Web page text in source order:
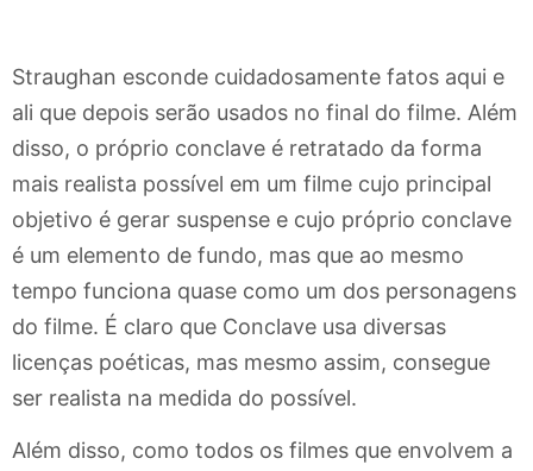
Straughan esconde cuidadosamente fatos aqui e
ali que depois serão usados no final do filme. Além
disso, o próprio conclave é retratado da forma
mais realista possível em um filme cujo principal
objetivo é gerar suspense e cujo próprio conclave
é um elemento de fundo, mas que ao mesmo
tempo funciona quase como um dos personagens
do filme. É claro que Conclave usa diversas
licenças poéticas, mas mesmo assim, consegue
ser realista na medida do possível.
Além disso, como todos os filmes que envolvem a